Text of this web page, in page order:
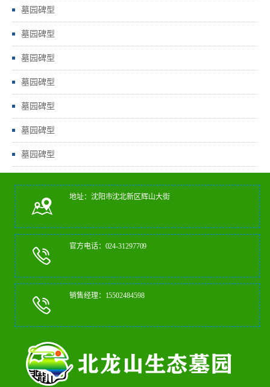
墓园碑型
墓园碑型
墓园碑型
墓园碑型
墓园碑型
墓园碑型
墓园碑型
地址：沈阳市沈北新区辉山大街
官方电话：024-31297709
销售经理：15502484598